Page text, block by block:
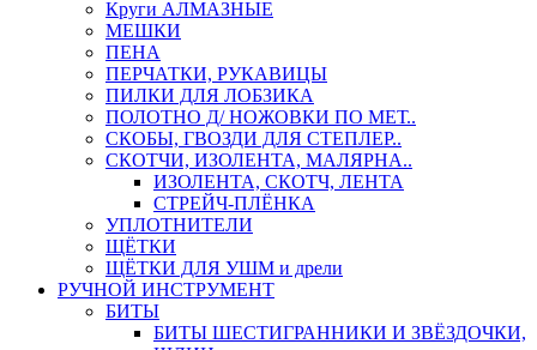
Круги АЛМАЗНЫЕ
МЕШКИ
ПЕНА
ПЕРЧАТКИ, РУКАВИЦЫ
ПИЛКИ ДЛЯ ЛОБЗИКА
ПОЛОТНО Д/ НОЖОВКИ ПО МЕТ..
СКОБЫ, ГВОЗДИ ДЛЯ СТЕПЛЕР..
СКОТЧИ, ИЗОЛЕНТА, МАЛЯРНА..
ИЗОЛЕНТА, СКОТЧ, ЛЕНТА
СТРЕЙЧ-ПЛЁНКА
УПЛОТНИТЕЛИ
ЩЁТКИ
ЩЁТКИ ДЛЯ УШМ и дрели
РУЧНОЙ ИНСТРУМЕНТ
БИТЫ
БИТЫ ШЕСТИГРАННИКИ И ЗВЁЗДОЧКИ,